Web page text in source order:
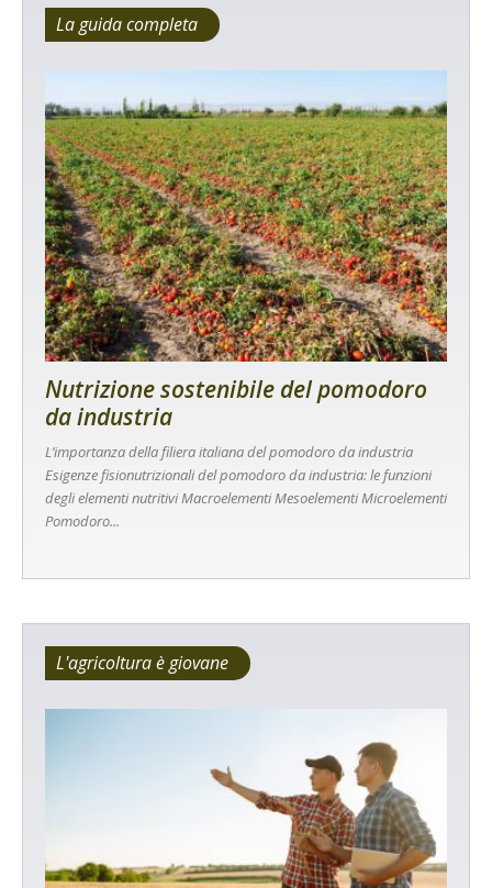
La guida completa
Nutrizione sostenibile del pomodoro
da industria
L’importanza della filiera italiana del pomodoro da industria
Esigenze fisionutrizionali del pomodoro da industria: le funzioni
degli elementi nutritivi Macroelementi Mesoelementi Microelementi
Pomodoro...
L'agricoltura è giovane